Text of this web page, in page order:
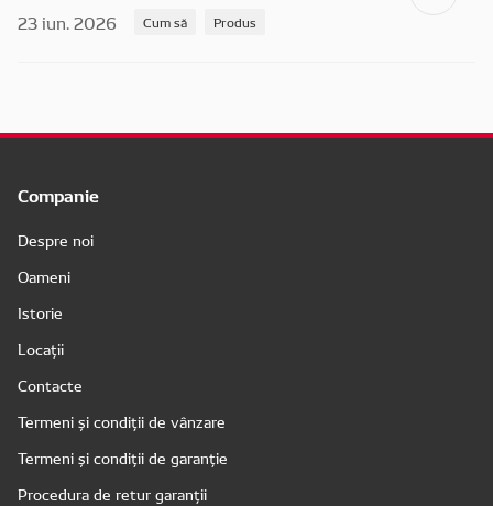
23 iun. 2026
Cum să Produs
Companie
Despre noi
Oameni
Istorie
Locații
Contacte
Termeni și condiții de vânzare
Termeni și condiții de garanție
Procedura de retur garanții